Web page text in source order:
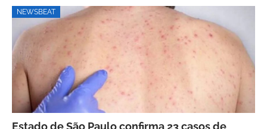
NEWSBEAT
Estado de São Paulo confirma 23 casos de